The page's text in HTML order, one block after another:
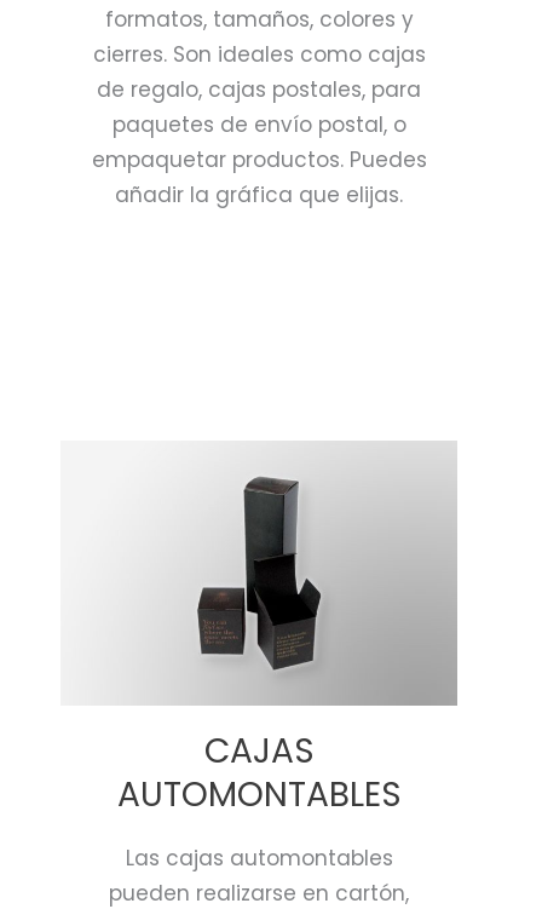
formatos, tamaños, colores y
cierres. Son ideales como cajas
de regalo, cajas postales, para
paquetes de envío postal, o
empaquetar productos. Puedes
añadir la gráfica que elijas.
CAJAS
AUTOMONTABLES
Las cajas automontables
pueden realizarse en cartón,